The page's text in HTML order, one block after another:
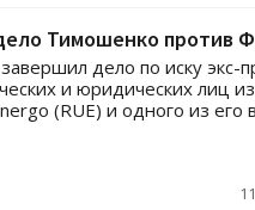
Тимошенко против
дело по иску экс-
и юридических лиц
(RUE) и одного из его